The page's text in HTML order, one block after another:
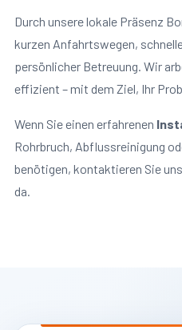
Durch unsere lokale Präsenz
kurzen Anfahrtswegen,
persönlicher Betreuung. Wir
effizient – mit dem Ziel, Ihr
Wenn Sie einen erfahrenen
Rohrbruch, Abflussreinigung
benötigen, kontaktieren Sie
da.